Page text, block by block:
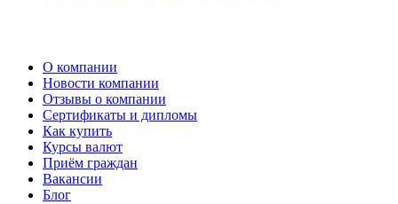
О компании
Новости компании
Отзывы о компании
Сертификаты и дипломы
Как купить
Курсы валют
Приём граждан
Вакансии
Блог